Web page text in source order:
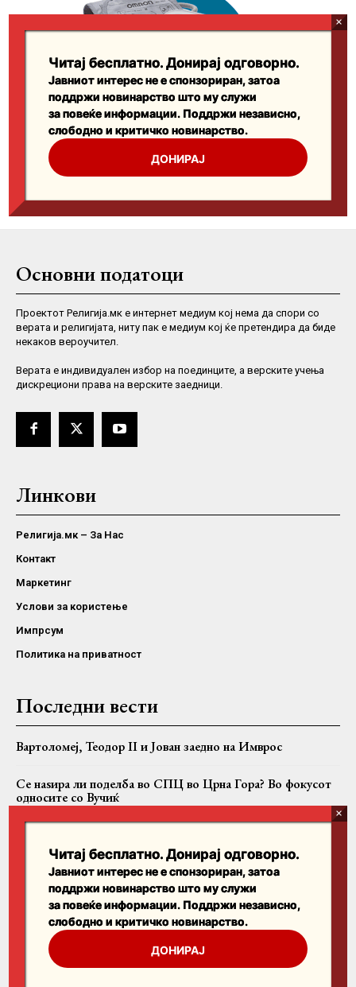
Основни податоци
Проектот Религија.мк е интернет медиум кој нема да спори со
верата и религијата, ниту пак е медиум кој ќе претендира да биде
некаков вероучител.
Верaта е индивидуален избор на поединците, а верските учења
дискрециони права на верските заедници.
Линкови
Религија.мк – За Нас
Контакт
Маркетинг
Услови за користење
Импрсум
Политика на приватност
Последни вести
Вартоломеј, Теодор II и Јован заедно на Имврос
Се наѕира ли поделба во СПЦ во Црна Гора? Во фокусот
односите со Вучиќ
во свечена литија
Пребарајте
Search
Читај бесплатно. Донирај одговорно.
Јавниот интерес не е спонзориран, затоа
поддржи новинарство што му служи
за повеќе информации. Поддржи независно,
слободно и критичко новинарство.
ДОНИРАЈ